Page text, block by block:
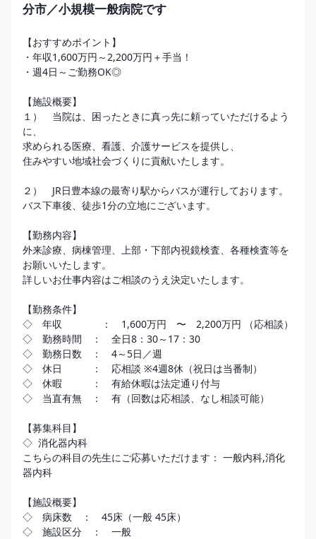
分市／小規模一般病院です
【おすすめポイント】
・年収1,600万円～2,200万円＋手当！
・週4日～ご勤務OK◎
【施設概要】
１）　当院は、困ったときに真っ先に頼っていただけるよう
に、
求められる医療、看護、介護サービスを提供し、
住みやすい地域社会づくりに貢献いたします。
２）　JR日豊本線の最寄り駅からバスが運行しております。
バス下車後、徒歩1分の立地にございます。
【勤務内容】
外来診療、病棟管理、上部・下部内視鏡検査、各種検査等を
お願いいたします。
詳しいお仕事内容はご相談のうえ決定いたします。
【勤務条件】
◇　年収　　　　：　1,600万円　〜　2,200万円 （応相談）
◇　勤務時間　：　全日8：30～17：30
◇　勤務日数　：　4～5日／週
◇　休日　　　：　応相談 ※4週8休（祝日は当番制）
◇　休暇　　　：　有給休暇は法定通り付与
◇　当直有無　：　有（回数は応相談、なし相談可能）
【募集科目】
◇  消化器内科
こちらの科目の先生にご応募いただけます： 一般内科,消化
器内科
【施設概要】
◇　病床数　：　45床（一般 45床）
◇　施設区分　：　一般